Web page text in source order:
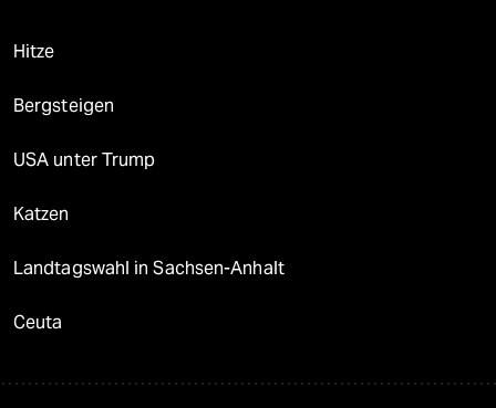
Hitze
Bergsteigen
USA unter Trump
Katzen
Landtagswahl in Sachsen-Anhalt
Ceuta